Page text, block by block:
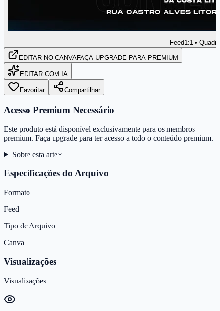
Feed1:1 •
EDITAR NO CANVAFAÇA UPGRADE PARA PREMIUM
EDITAR COM IA
Favoritar Compartilhar
Acesso Premium Necessário
Este produto está disponível exclusivamente para os membros
premium. Faça upgrade para ter acesso a todo o conteúdo premium.
Sobre esta arte
Especificações do Arquivo
Formato
Feed
Tipo de Arquivo
Canva
Visualizações
Visualizações